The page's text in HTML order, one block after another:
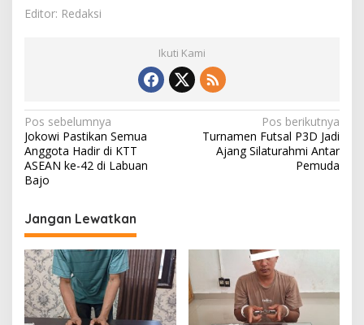
Editor: Redaksi
Ikuti Kami
N
a
v
i
g
a
s
i
p
Pos sebelumnya
Jokowi Pastikan Semua
Anggota Hadir di KTT
ASEAN ke-42 di Labuan
Bajo
Pos berikutnya
Turnamen Futsal P3D Jadi
Ajang Silaturahmi Antar
Pemuda
Jangan Lewatkan